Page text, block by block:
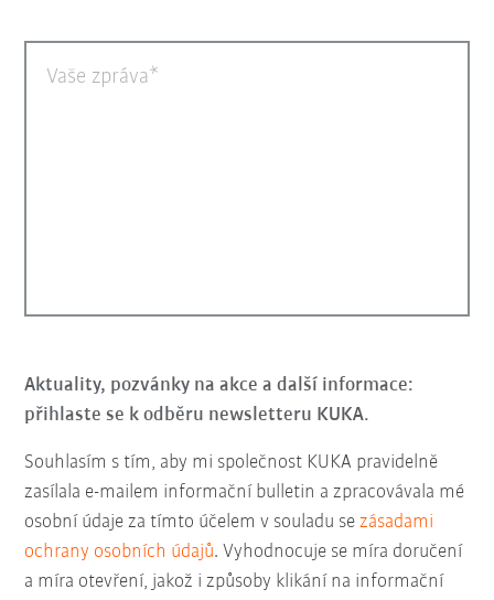
Vaše zpráva
Aktuality, pozvánky na akce a další informace:
přihlaste se k odběru newsletteru KUKA.
Souhlasím s tím, aby mi společnost KUKA pravidelně
zasílala e-mailem informační bulletin a zpracovávala mé
osobní údaje za tímto účelem v souladu sezásadami
ochrany osobních údajů. Vyhodnocuje se míra doručení
a míra otevření, jakož i způsoby klikání na informační